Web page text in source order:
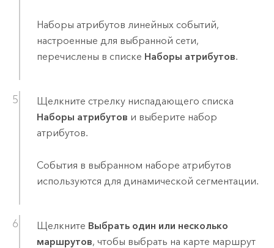
Наборы атрибутов линейных событий,
настроенные для выбранной сети,
перечислены в списке Наборы атрибутов.
Щелкните стрелку ниспадающего списка
Наборы атрибутов и выберите набор
атрибутов.
События в выбранном наборе атрибутов
используются для динамической сегментации.
Щелкните Выбрать один или несколько
маршрутов, чтобы выбрать на карте маршрут